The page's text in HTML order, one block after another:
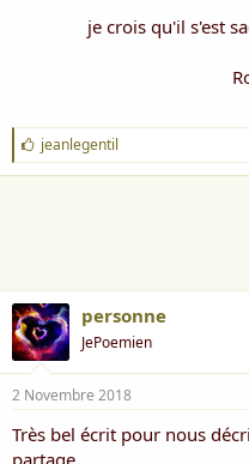
je crois qu'il s'est
J
'
a
jeanlegentil
personne
JePoemien
2 Novembre 2018
Très bel écrit pour nous